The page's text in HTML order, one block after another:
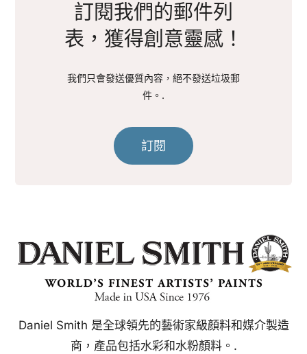
訂閱我們的郵件列
表，獲得創意靈感！
我們只會發送優質內容，絕不發送垃圾郵
件。.
訂閱
Daniel Smith 是全球領先的藝術家級顏料和媒介製造
商，產品包括水彩和水粉顏料。.